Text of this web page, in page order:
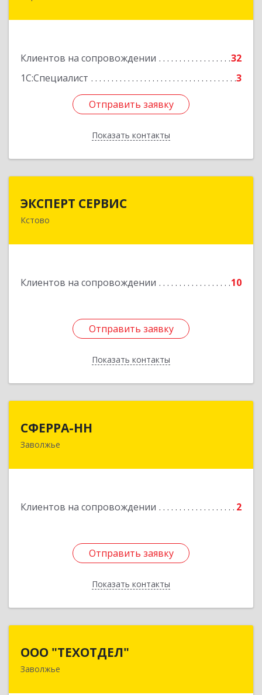
Клиентов на сопровождении
32
1С:Специалист
3
Отправить заявку
Показать контакты
Отправить заявку
Назад
ЭКСПЕРТ СЕРВИС
Кстово
Клиентов на сопровождении 10
Отправить заявку
Показать контакты
Отправить заявку
Назад
СФЕРРА-НН
Заволжье
Клиентов на сопровождении 2
Отправить заявку
Показать контакты
Отправить заявку
Назад
ООО "ТЕХОТДЕЛ"
Заволжье